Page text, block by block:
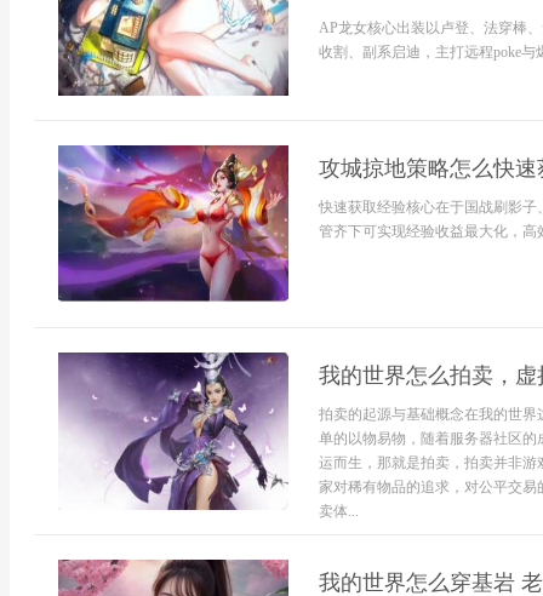
AP龙女核心出装以卢登、法穿棒
收割、副系启迪，主打远程poke
攻城掠地策略怎么快
快速获取经验核心在于国战刷影
管齐下可实现经验收益最大化，
我的世界怎么拍卖，
拍卖的起源与基础概念在我的世
单的以物易物，随着服务器社区
运而生，那就是拍卖，拍卖并非
家对稀有物品的追求，对公平交
卖体...
我的世界怎么穿基岩